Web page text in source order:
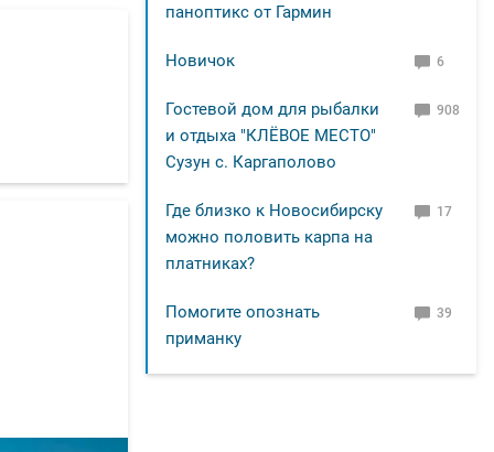
паноптикс от Гармин
Новичок 6
Гостевой дом для рыбалки
и отдыха "КЛЁВОЕ МЕСТО"
Сузун с. Каргаполово
908
Где близко к Новосибирску
можно половить карпа на
платниках?
17
Помогите опознать
приманку
39